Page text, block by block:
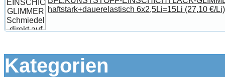
haftstark+dauerelastisch 6x2,5Li=15Li (27,10 €/Li)
Kategorien